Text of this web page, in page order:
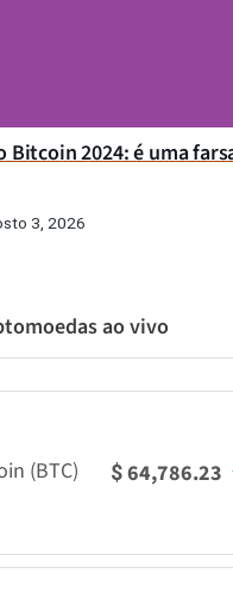
Bitcoin 2024: é uma
3, 2026
ao vivo
(BTC) $64,786.23